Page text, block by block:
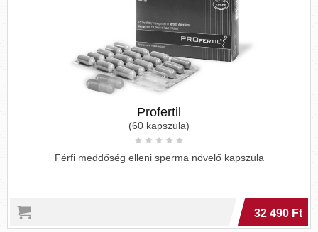
Profertil
(60 kapszula)
Férfi meddőség elleni sperma növelő kapszula
32 490 Ft